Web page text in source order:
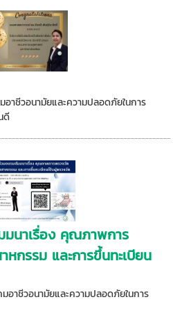
าชีวอนามัยและความปลอดภัยในการ
ดี
มนาเรื่อง คุณภาพการ
กรรม และการขึ้นทะเบียน
อาชีวอนามัยและความปลอดภัยในการ